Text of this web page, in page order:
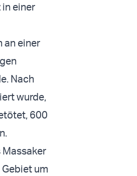
einer
an einer
Nach
wurde,
600
Massaker
um